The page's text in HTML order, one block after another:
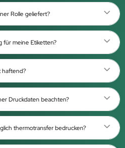
Rolle geliefert?
für meine Etiketten?
haftend?
Druckdaten beachten?
thermotransfer bedrucken?